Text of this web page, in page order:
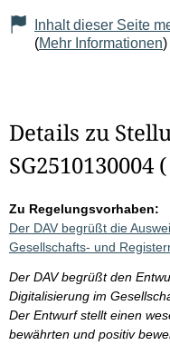
Inhalt dieser Seite
(Mehr Informationen)
Details zu
SG2510130004 (
Zu Regelungsvorhaben:
Der DAV begrüßt die
Gesellschafts- und
Der DAV begrüßt den
Digitalisierung im
Der Entwurf stellt einen
bewährten und positiv